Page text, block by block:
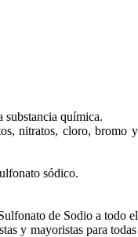
substancia química.
nitratos, cloro, bromo
sódico.
de Sodio a todo
y mayoristas para